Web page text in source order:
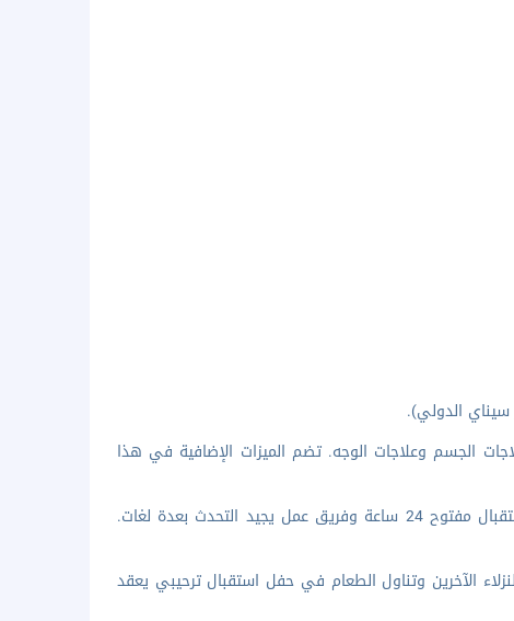
الجسم وعلاجات الوجه. تضم الميزات الإضافية في هذا
تضم وسائل الرائحة المميزة خدمة سريعة لإنهاء إجراءات المغادرة ومكتب استقبال مفتوح 24 ساعة وفريق عمل يجيد التحدث بعدة لغات.
الآخرين وتناول الطعام في حفل استقبال ترحيبي يعقد